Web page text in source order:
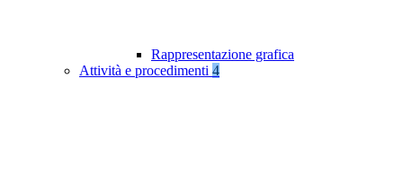
Rappresentazione grafica
Attività e procedimenti 4